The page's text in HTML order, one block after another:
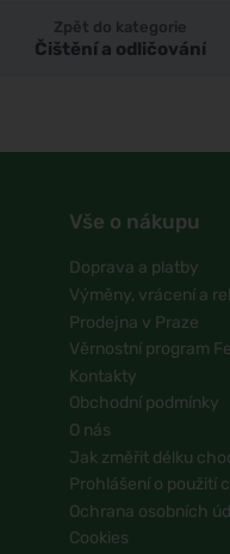
Zpět do kategorie
Čištění a odličování
Vše o nákupu
Doprava a platby
Výměny, vrácení a
Prodejna v Praze
Věrnostní program
Kontakty
Obchodní podmínky
O nás
Jak změřit délku
Prohlášení o použití
Ochrana osobních
Cookies